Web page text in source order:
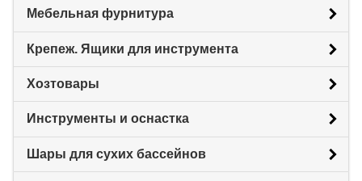
Мебельная фурнитура
Крепеж. Ящики для инструмента
Хозтовары
Инструменты и оснастка
Шары для сухих бассейнов